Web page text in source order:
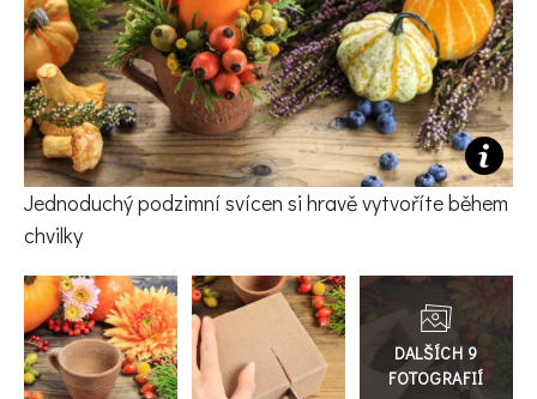
KVÍZY A TESTY
Jednoduchý podzimní svícen si hravě vytvoříte během
chvilky
Přejít
do
galerie